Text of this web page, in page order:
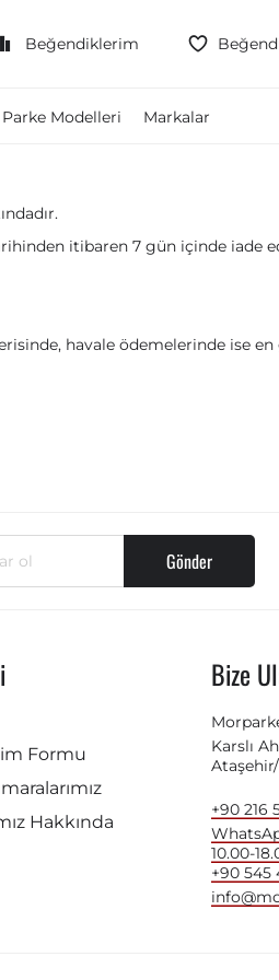
Beğendiklerim
Modelleri Markalar
itibaren 7 gün içinde iade
havale ödemelerinde ise
Gönder
Formu
Hakkında
Bize
Karslı
+90 216
10.00-
+90 545